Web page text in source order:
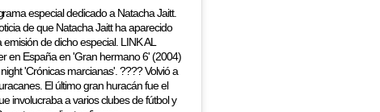
especial dedicado a Natacha Jaitt.
de que Natacha Jaitt ha aparecido
de dicho especial. LINK AL
en España en 'Gran hermano 6' (2004)
'Crónicas marcianas'. ???? Volvió a
El último gran huracán fue el
involucraba a varios clubes de fútbol y